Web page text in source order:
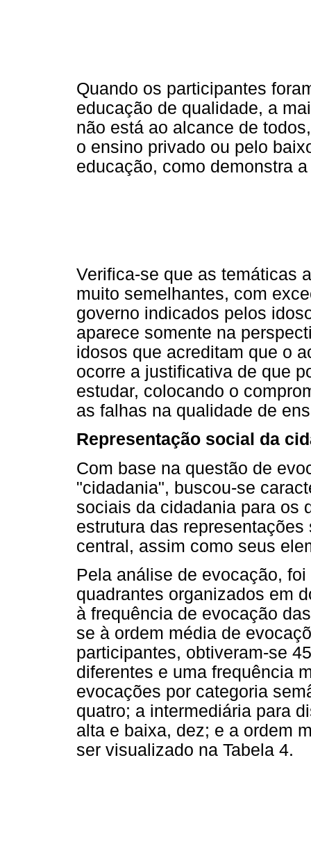
Quando os participantes
educação de qualidade, a
não está ao alcance de
o ensino privado ou pelo
educação, como demonstra a
Verifica-se que as temáticas
muito semelhantes, com
governo indicados pelos
aparece somente na
idosos que acreditam que o
ocorre a justificativa de que
estudar, colocando o
as falhas na qualidade de
Representação social da
Com base na questão de
"cidadania", buscou-se
sociais da cidadania para os
estrutura das
central, assim como seus
Pela análise de evocação,
quadrantes organizados em
à frequência de evocação
se à ordem média de
participantes, obtiveram-se
diferentes e uma frequência
evocações por categoria
quatro; a intermediária para
alta e baixa, dez; e a ordem
ser visualizado na Tabela 4.